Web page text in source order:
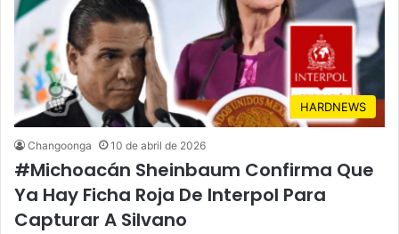
HARDNEWS
Changoonga 10 de abril de 2026
#Michoacán Sheinbaum Confirma Que
Ya Hay Ficha Roja De Interpol Para
Capturar A Silvano